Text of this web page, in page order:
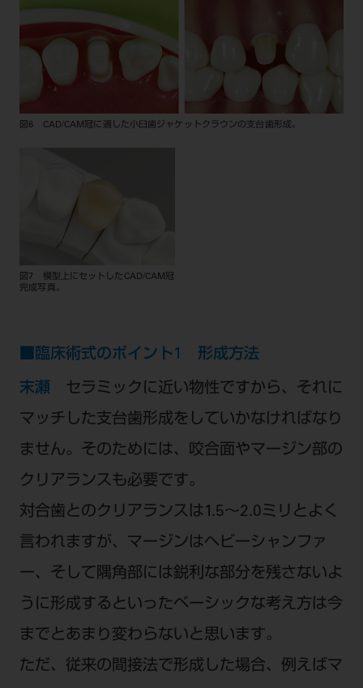
図6 CAD/CAM冠に適した小臼歯ジャケットクラウンの支台歯形成。
図7 模型上にセットしたCAD/CAM冠
完成写真。
■臨床術式のポイント1 形成方法
末瀬
セラミックに近い物性ですから、それに
マッチした支台歯形成をしていかなければなり
ません。そのためには、咬合面やマージン部の
クリアランスも必要です。
対合歯とのクリアランスは1.5〜2.0ミリとよく
言われますが、マージンはヘビーシャンファ
ー、そして隅角部には鋭利な部分を残さないよ
うに形成するといったベーシックな考え方は今
までとあまり変わらないと思います。
ただ、従来の間接法で形成した場合、例えばマ